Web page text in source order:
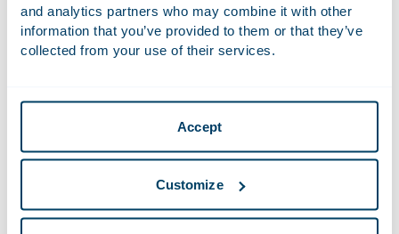
and analytics partners who may combine it with other
information that you’ve provided to them or that they’ve
collected from your use of their services.
Accept
Customize
oplossingen en zorgt voor een veilige en stabiele IT-
infrastructuur. Zij biedt technische ondersteuning bij het
oplossen van problemen met hardware, software,
inventariseert zij technische vraagstukken en zoekt de
afdeling naar de beste oplossingen op het gebied van
onder andere software implementatie, security,
Binnen Houthoff is de Servicedesk het eerste